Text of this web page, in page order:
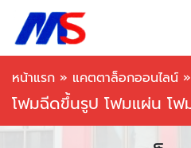
หน้าแรก » แคตตาล็อกออนไลน์ »
โฟมฉีดขึ้นรูป โฟมแผ่น โฟ